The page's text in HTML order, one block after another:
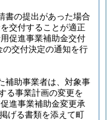
書の提出があった場合
交付することが適正
促進事業補助金交付
の交付決定の通知を行
補助事業者は、対象事
る事業計画の変更を
進事業補助金変更承
げる書類を添えて町